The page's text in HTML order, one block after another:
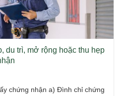
du trì, mở rộng hoặc thu hẹp
chứng nhận a) Đình chỉ chứng